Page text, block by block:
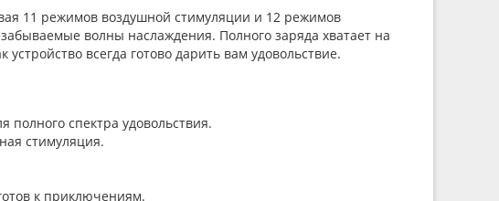
11 режимов воздушной стимуляции и 12 режимов
волны наслаждения. Полного заряда хватает на
всегда готово дарить вам удовольствие.
полного спектра удовольствия.
стимуляция.
к приключениям.